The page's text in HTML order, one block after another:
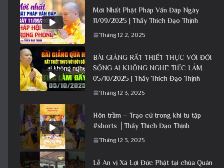
Mới Nhất Phật Pháp Vấn Đáp Ngày
11/09/2025 | Thầy Thích Đạo Thịnh
Tháng 12 2, 2025
BÀI GIẢNG RẤT THIẾT THỰC VỚI ĐỜI
SỐNG AI KHÔNG NGHE TIẾC LẮM
05/10/2025 | Thầy Thích Đạo Thịnh
Tháng 12 3, 2025
Hôn trầm – Trạo cử trong khi tu tập
#shorts │Thầy Thích Đạo Thịnh
Tháng 12 3, 2025
Lễ An vị Xá Lợi Đức Phật tại chùa Quán